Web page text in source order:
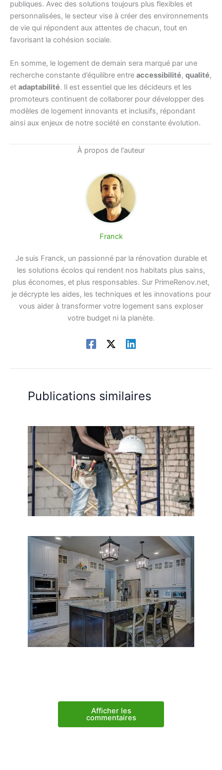
publiques. Avec des solutions toujours plus flexibles et
personnalisées, le secteur vise à créer des environnements
de vie qui répondent aux attentes de chacun, tout en
favorisant la cohésion sociale.
En somme, le logement de demain sera marqué par une
recherche constante d’équilibre entre accessibilité, qualité,
et adaptabilité. Il est essentiel que les décideurs et les
promoteurs continuent de collaborer pour développer des
modèles de logement innovants et inclusifs, répondant
ainsi aux enjeux de notre société en constante évolution.
À propos de l'auteur
Franck
Je suis Franck, un passionné par la rénovation durable et
les solutions écolos qui rendent nos habitats plus sains,
plus économes, et plus responsables. Sur PrimeRenov.net,
je décrypte les aides, les techniques et les innovations pour
vous aider à transformer votre logement sans exploser
votre budget ni la planète.
Publications similaires
Afficher les
commentaires